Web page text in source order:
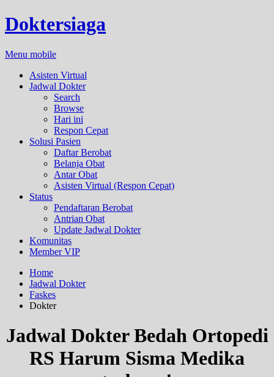
Doktersiaga
Menu mobile
Asisten Virtual
Jadwal Dokter
Search
Browse
Hari ini
Respon Cepat
Solusi Pasien
Daftar Berobat
Belanja Obat
Antar Obat
Asisten Virtual (Respon Cepat)
Status
Pendaftaran Berobat
Antrian Obat
Update Jadwal Dokter
Komunitas
Member VIP
Home
Jadwal Dokter
Faskes
Dokter
Jadwal Dokter Bedah Ortopedi
RS Harum Sisma Medika